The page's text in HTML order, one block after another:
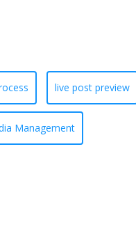
live post preview
Management